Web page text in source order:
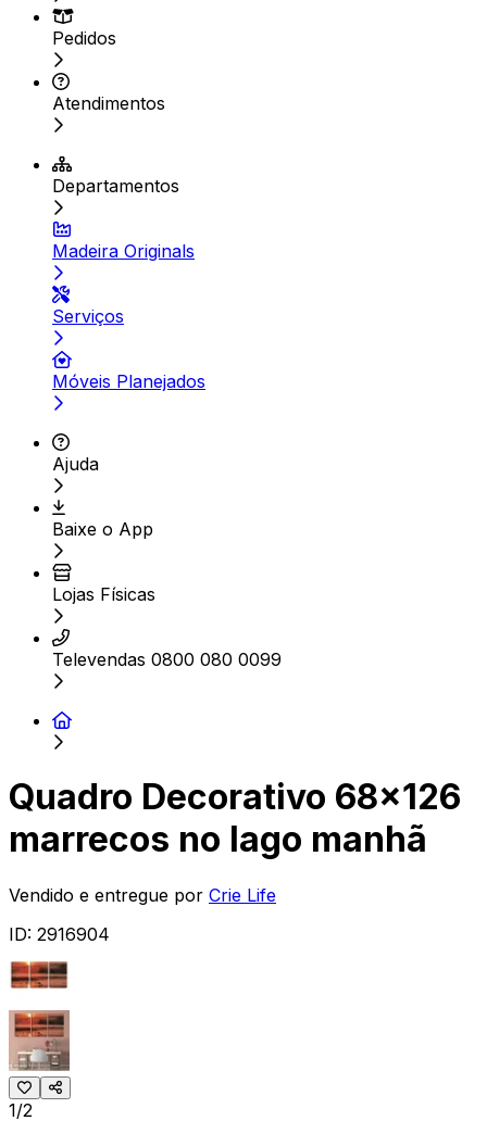
Pedidos
Atendimentos
Departamentos
Madeira Originals
Serviços
Móveis Planejados
Ajuda
Baixe o App
Lojas Físicas
Televendas 0800 080 0099
Quadro Decorativo 68x126
marrecos no lago manhã
Vendido e entregue por Crie Life
ID: 2916904
1/2